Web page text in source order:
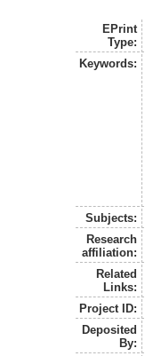
EPrint
Type:
Keywords:
Subjects:
Research
affiliation:
Related
Links:
Project ID:
Deposited
By: